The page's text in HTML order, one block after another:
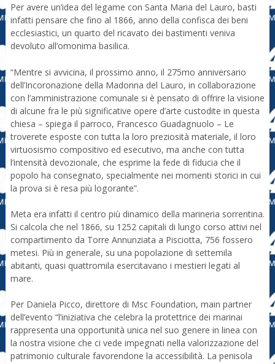
Per avere un’idea del legame con Santa Maria del Lauro, basti
infatti pensare che fino al 1866, anno della confisca dei beni
ecclesiastici, un quarto del ricavato dei bastimenti veniva
devoluto all’omonima basilica.
“Mentre si avvicina, il prossimo anno, il 275mo anniversario
dell’Incoronazione della Madonna del Lauro, in collaborazione
con l’amministrazione comunale si è pensato di offrire la visione
di alcune fra le più significative opere d’arte custodite in questa
chiesa – spiega il parroco, Francesco Guadagnuolo – Le
troverete esposte con tutta la loro preziosità materiale, il loro
virtuosismo compositivo ed esecutivo, ma anche con tutta
l’intensità devozionale, che esprime la fede di fiducia che il
popolo ha consegnato, specialmente nei momenti storici in cui
la prova si è resa più logorante”.
Meta era infatti il centro più dinamico della marineria sorrentina.
Si calcola che nel 1866, su 1252 capitali di lungo corso attivi nel
compartimento da Torre Annunziata a Pisciotta, 756 fossero
metesi. Più in generale, su una popolazione di settemila
abitanti, quasi quattromila esercitavano i mestieri legati al
mare.
Per Daniela Picco, direttore di Msc Foundation, main partner
dell’evento “l’iniziativa che celebra la protettrice dei marinai
rappresenta una opportunità unica nel suo genere in linea con
la nostra visione che ci vede impegnati nella valorizzazione del
patrimonio culturale favorendone la accessibilità. La penisola